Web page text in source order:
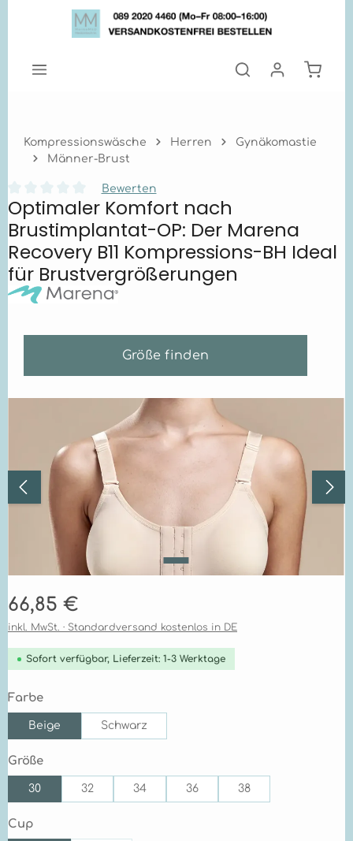
Zum Hauptinhalt springen
Kompressionswäsche Herren
Gynäkomastie
Männer-Brust
Durchschnittliche Bewertung von 0 von 5 Sternen
Bewerten
Optimaler Komfort nach
Brustimplantat-OP: Der Marena
Recovery B11 Kompressions-BH Ideal
für Brustvergrößerungen
Größe finden
Bildergalerie überspringen
Regulärer Preis:
66,85 €
inkl. MwSt. · Standardversand kostenlos in DE
Sofort verfügbar, Lieferzeit: 1-3 Werktage
Farbeauswählen
Beige Schwarz
Größeauswählen
30 32 34 36 38
Cupauswählen